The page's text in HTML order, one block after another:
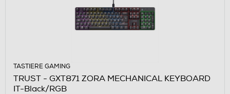
TASTIERE GAMING
TRUST - GXT871 ZORA MECHANICAL KEYBOARD
IT-Black/RGB